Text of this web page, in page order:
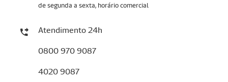
de segunda a sexta, horário comercial
Atendimento 24h
0800 970 9087
4020 9087